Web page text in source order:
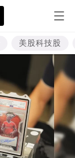
美股科技股